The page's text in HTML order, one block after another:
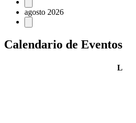
agosto 2026
Calendario de Eventos
Llunes